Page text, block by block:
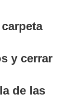
y cerrar
de las